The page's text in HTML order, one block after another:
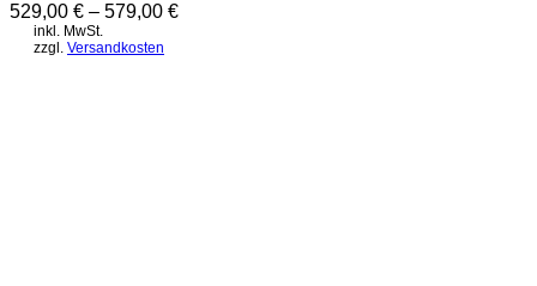
529,00 € – 579,00 €
inkl. MwSt.
zzgl. Versandkosten